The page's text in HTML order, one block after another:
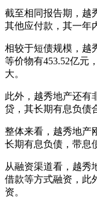
截至相同报告期，越
其他应付款，其一年
相较于短债规模，越
等价物有453.52亿元
大。
此外，越秀地产还有
贷，其长期有息负债
整体来看，越秀地产
长期有息负债，带息
从融资渠道看，越秀
借款等方式融资，此
资。